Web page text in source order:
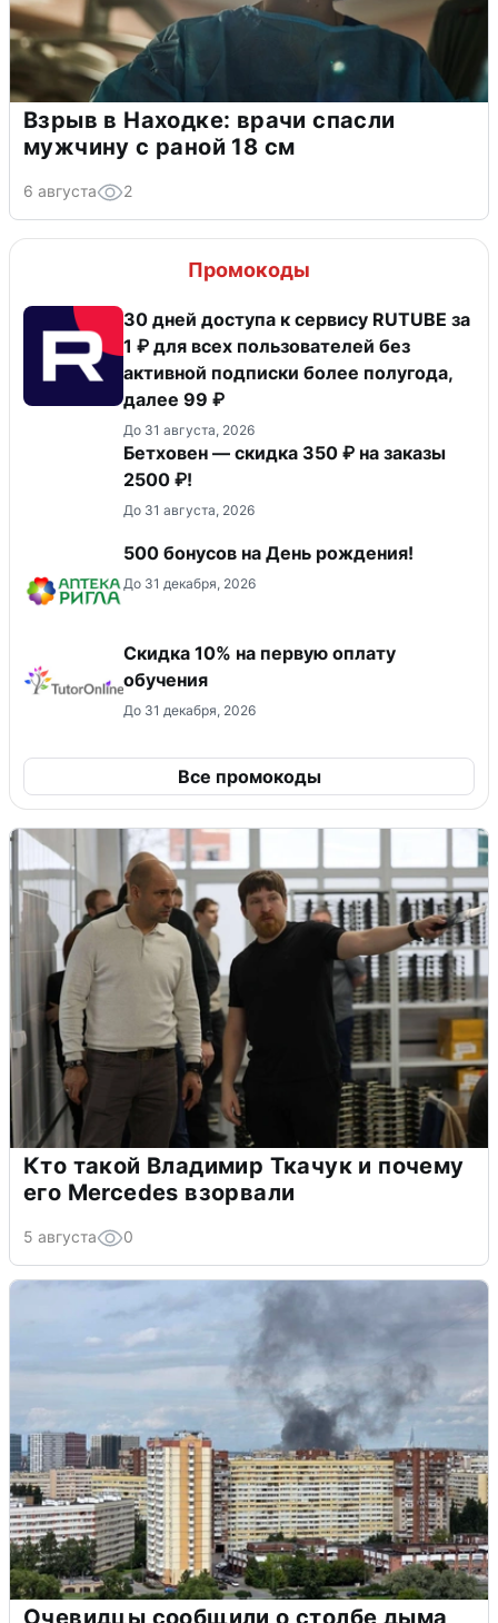
Взрыв в Находке: врачи спасли
мужчину с раной 18 см
6 августа 2
Промокоды
30 дней доступа к сервису RUTUBE за
1 ₽ для всех пользователей без
активной подписки более полугода,
далее 99 ₽
До 31 августа, 2026
Бетховен — скидка 350 ₽ на заказы
2500 ₽!
До 31 августа, 2026
500 бонусов на День рождения!
До 31 декабря, 2026
Скидка 10% на первую оплату
обучения
До 31 декабря, 2026
Все промокоды
Кто такой Владимир Ткачук и почему
его Mercedes взорвали
5 августа 0
Очевидцы сообщили о столбе дыма